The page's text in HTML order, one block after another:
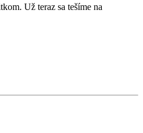
Už teraz sa tešíme na